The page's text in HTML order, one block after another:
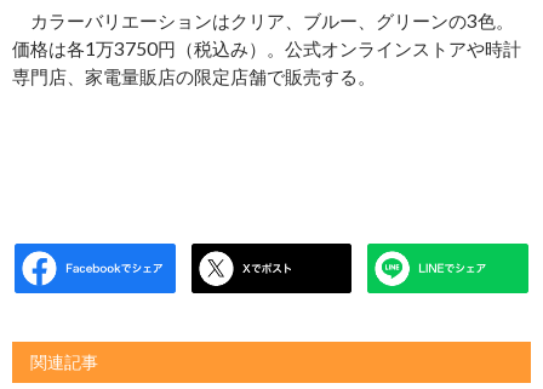
カラーバリエーションはクリア、ブルー、グリーンの3色。
価格は各1万3750円（税込み）。公式オンラインストアや時計
専門店、家電量販店の限定店舗で販売する。
関連記事